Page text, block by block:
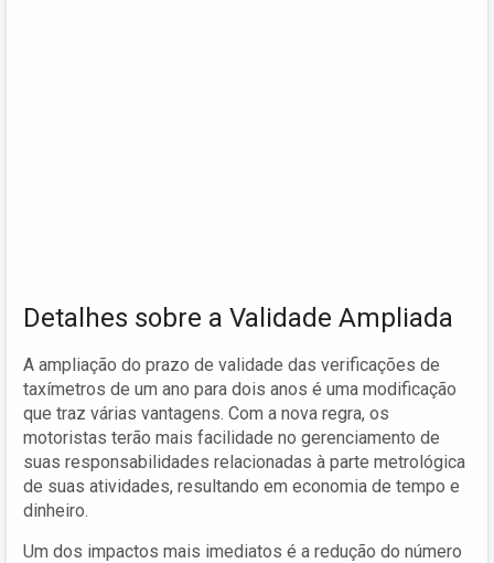
Detalhes sobre a Validade Ampliada
A ampliação do prazo de validade das verificações de
taxímetros de um ano para dois anos é uma modificação
que traz várias vantagens. Com a nova regra, os
motoristas terão mais facilidade no gerenciamento de
suas responsabilidades relacionadas à parte metrológica
de suas atividades, resultando em economia de tempo e
dinheiro.
Um dos impactos mais imediatos é a redução do número